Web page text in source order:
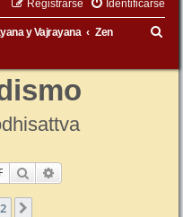
Identificarse
Registrarse
y Vajrayana
Zen
Buscar
2